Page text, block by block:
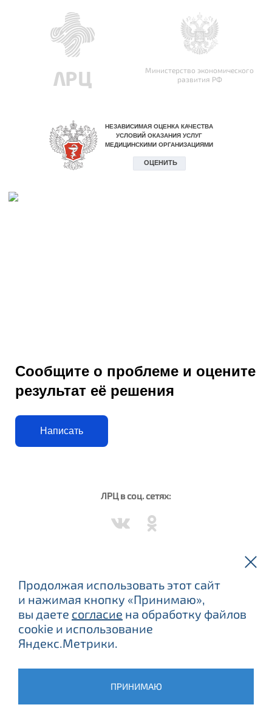
Министерство экономического
развития РФ
Сообщите о проблеме и оцените
результат её решения
Написать
ЛРЦ в соц. сетях:
ЕСТЬ ПРОТИВОПОКАЗАНИЯ, ПОСОВЕТУЙТЕСЬ С ВРАЧОМ.
Продолжая использовать этот сайт
и нажимая кнопку «Принимаю»,
вы даете согласие на обработку файлов
cookie и использование
Яндекс.Метрики.
ПРИНИМАЮ